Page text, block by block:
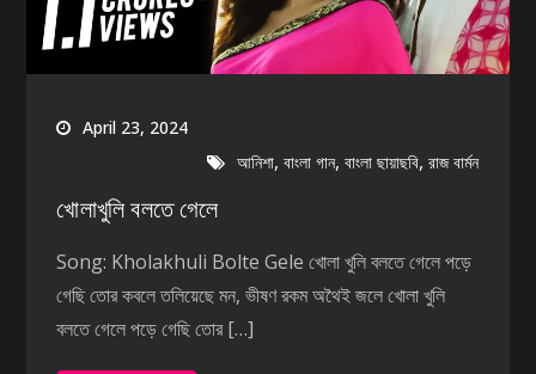
April 23, 2024
আনিশা,বাংলা গান,বাংলা ছায়াছবি,রাজ বার্মন
খোলাখুলি বলতে গেলে
Song: Kholakhuli Bolte Gele খোলা খুলি বলতে গেলে পড়ে
গেছি তোর কবলে তলিয়েছে মন, ভীষণ রকম অথৈই জলে খোলা খুলি
বলতে গেলে পড়ে গেছি তোর […]